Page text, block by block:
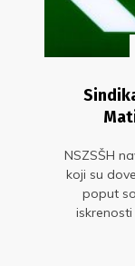
NSZSŠH
koji su
poput